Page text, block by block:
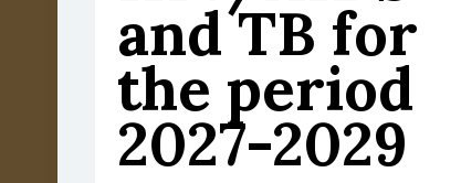
and TB for
the period
2027-2029